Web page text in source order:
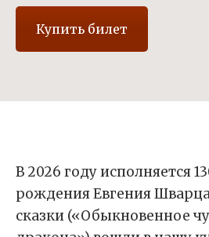
Купить билет
В 2026 году исполняется
рождения Евгения
сказки («Обыкновенное